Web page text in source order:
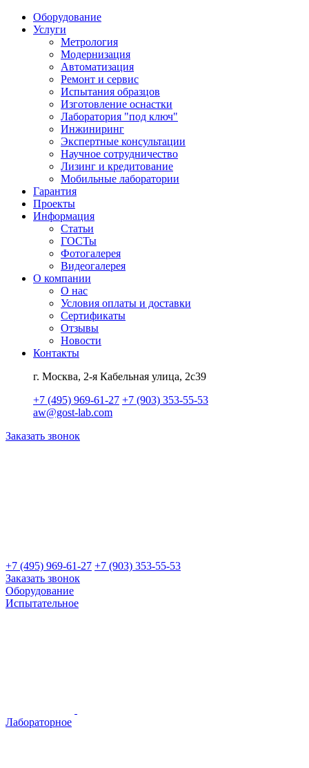
Оборудование
Услуги
Метрология
Модернизация
Автоматизация
Ремонт и сервис
Испытания образцов
Изготовление оснастки
Лаборатория "под ключ"
Инжиниринг
Экспертные консультации
Научное сотрудничество
Лизинг и кредитование
Мобильные лаборатории
Гарантия
Проекты
Информация
Статьи
ГОСТы
Фотогалерея
Видеогалерея
О компании
О нас
Условия оплаты и доставки
Сертификаты
Отзывы
Новости
Контакты
г. Москва, 2-я Кабельная улица, 2с39
+7 (495) 969-61-27 +7 (903) 353-55-53
aw@gost-lab.com
Заказать звонок
+7 (495) 969-61-27 +7 (903) 353-55-53
Заказать звонок
Оборудование
Испытательное
Лабораторное